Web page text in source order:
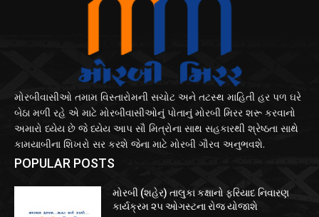
મોરબીવાસીઓ તમામ વિસ્તારોમની સચોટ અને તટસ્થ માહિતી હર પળ ઘરે
બેઠા મળી રહે એ માટે મોરબીવાસીઓનું પોતાનું મોરબી મિરર શરૂ કરવાનો
અમારો ધ્યેય છે જે ધ્યેય આપ સૌ મિત્રોના સાથ સહકારથી શ્રેષ્ઠતા સાથે
કામયાબીના શિખરો સર કરશે જેના માટે મોરબી ગૌરવ અનુભવશે.
POPULAR POSTS
મોરબી (શહેર) તાલુકા કક્ષાનો ફરિયાદ નિવારણ
કાર્યક્રમ ૨૫ ઓગસ્ટના રોજ યોજાશે